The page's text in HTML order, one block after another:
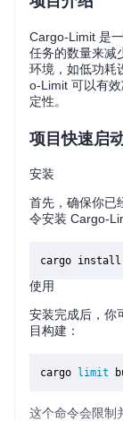
Cargo-Limit 是
任务的数量来减
环境，如低功耗
o-Limit 可以有
定性。
项目快速启
安装
首先，确保你已
令安装 Cargo-
使用
安装完成后，你
目构建：
cargo limit
这个命令会限制